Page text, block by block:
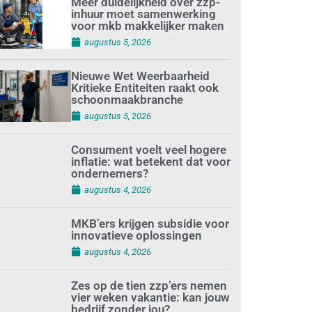
inhuur moet samenwerking
voor mkb makkelijker maken
augustus 5, 2026
Nieuwe Wet Weerbaarheid
Kritieke Entiteiten raakt ook
schoonmaakbranche
augustus 5, 2026
Consument voelt veel hogere
inflatie: wat betekent dat voor
ondernemers?
augustus 4, 2026
MKB’ers krijgen subsidie voor
innovatieve oplossingen
augustus 4, 2026
Zes op de tien zzp’ers nemen
vier weken vakantie: kan jouw